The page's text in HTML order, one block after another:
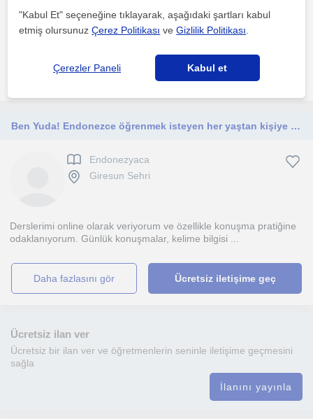
As a teacher I will do the best for my students so I use some
methods that make my students understand about that...
daha fazlasını gör Ücretsiz iletişime geç
Ben Yuda! Endonezce öğrenmek isteyen her yaştan kişiye yardımcı olabilirim. Başlangıç seviyesinden ileri düzeye kadar her seviyey
Endonezyaca
Giresun Sehri
Derslerimi online olarak veriyorum ve özellikle konuşma pratiğine
odaklanıyorum. Günlük konuşmalar, kelime bilgisi ...
daha fazlasını gör Ücretsiz iletişime geç
Ücretsiz ilan ver
Ücretsiz bir ilan ver ve öğretmenlerin seninle iletişime geçmesini
sağla
İlanını yayınla
"Kabul Et" seçeneğine tıklayarak, aşağıdaki şartları kabul
etmiş olursunuzÇerez Politikası veGizlilik Politikası
Çerezler Paneli Kabul et